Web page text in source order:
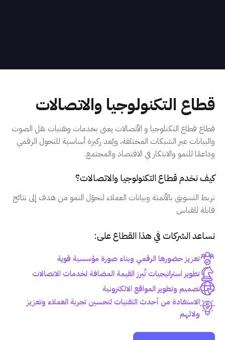
قطاع التكنولوجيا والاتصالات
قطاع قطاع التكنلوجيا و الأتصالات يعنى بخدمات وتقنيات نقل الصوت
والبيانات عبر الشبكات المختلفة، ويُعد ركيزة أساسية للتحول الرقمي
وداعمًا للنمو والابتكار في الاقتصاد والمجتمع.
كيف نخدم قطاع التكنولوجيا والاتصالات؟
نربط التسويق بالأتمتة وبيانات العملاء لنحوّل النمو من هدف إلى نتائج
قابلة للقياس
نساعد الشركات في هذا القطاع على:
تعزيز حضورها الرقمي وبناء صورة مؤسسية قوية
تطوير استراتيجيات تُبرز القيمة المضافة لخدمات الاتصالات
تصميم وتطوير المواقع الالكترونية
الاستفادة من أحدث التقنيات لتحسين تجربة العملاء وتعزيز
ولائهم